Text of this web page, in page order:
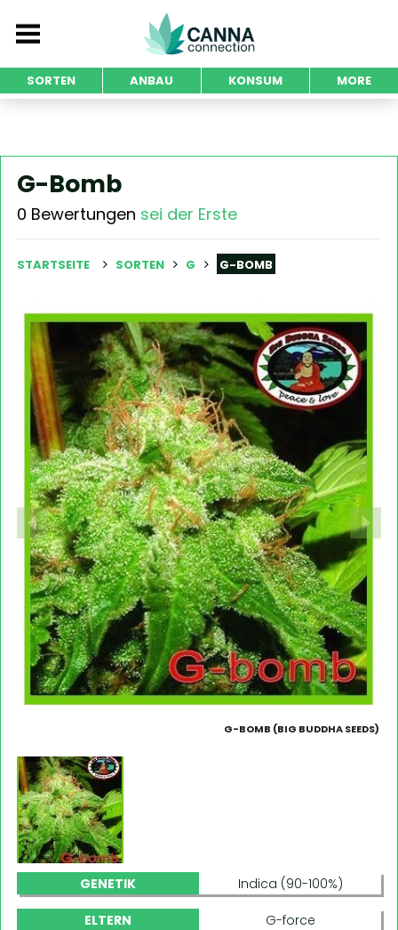
SORTEN ANBAU KONSUM MORE
G-Bomb
0 Bewertungen sei der Erste
STARTSEITE SORTEN G G-BOMB
G-BOMB (BIG BUDDHA SEEDS)
GENETIK Indica (90-100%)
ELTERN G-force